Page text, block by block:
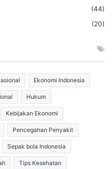
(44)
(20)
Ekonomi Indonesia
Hukum
Kebijakan Ekonomi
Pencegahan Penyakit
Sepak bola Indonesia
Tips Kesehatan